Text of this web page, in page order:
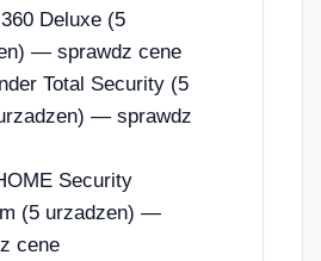
Deluxe (5
— sprawdz cene
Total Security (5
— sprawdz
Security
(5 urzadzen) —
cene